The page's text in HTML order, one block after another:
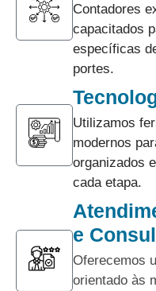
Contadores
capacitados
específicas
portes.
Utilizamos
modernos
organizados
cada etapa.
e
Oferecemos
orientado às